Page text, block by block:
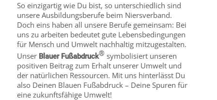
So einzigartig wie Du bist, so unterschiedlich sind
unsere Ausbildungsberufe beim Niersverband.
Doch eins haben all unsere Berufe gemeinsam: Bei
uns zu arbeiten bedeutet gute Lebensbedingungen
für Mensch und Umwelt nachhaltig mitzugestalten.
Unser Blauer Fußabdruck® symbolisiert unseren
positiven Beitrag zum Erhalt unserer Umwelt und
der natürlichen Ressourcen. Mit uns hinterlässt Du
also Deinen Blauen Fußabdruck – Deine Spuren für
eine zukunftsfähige Umwelt!